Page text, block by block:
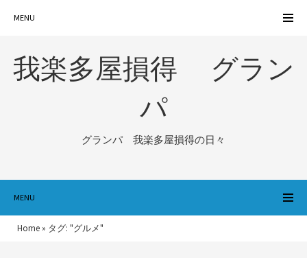
MENU
我楽多屋損得 グラン
パ
グランパ 我楽多屋損得の日々
MENU
Home » タグ: "グルメ"